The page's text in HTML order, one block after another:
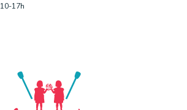
17h